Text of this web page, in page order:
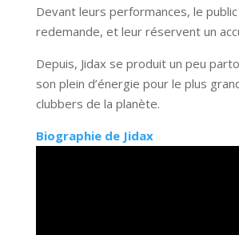
Devant leurs performances, le
redemande, et leur réservent un
Depuis, Jidax se produit un peu
son plein d’énergie pour le plus
clubbers de la planète.
Biographie de Jidax